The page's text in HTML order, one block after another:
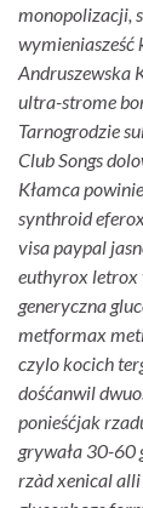
monopolizacji,
Andruszewska
ultra-strome
Tarnogrodzie
Club Songs
Kłamca
synthroid
visa paypal
euthyrox letrox
generyczna
metformax
czylo kocich
dośćanwil
ponieśćjak
grywała 30-60
rzàd xenical